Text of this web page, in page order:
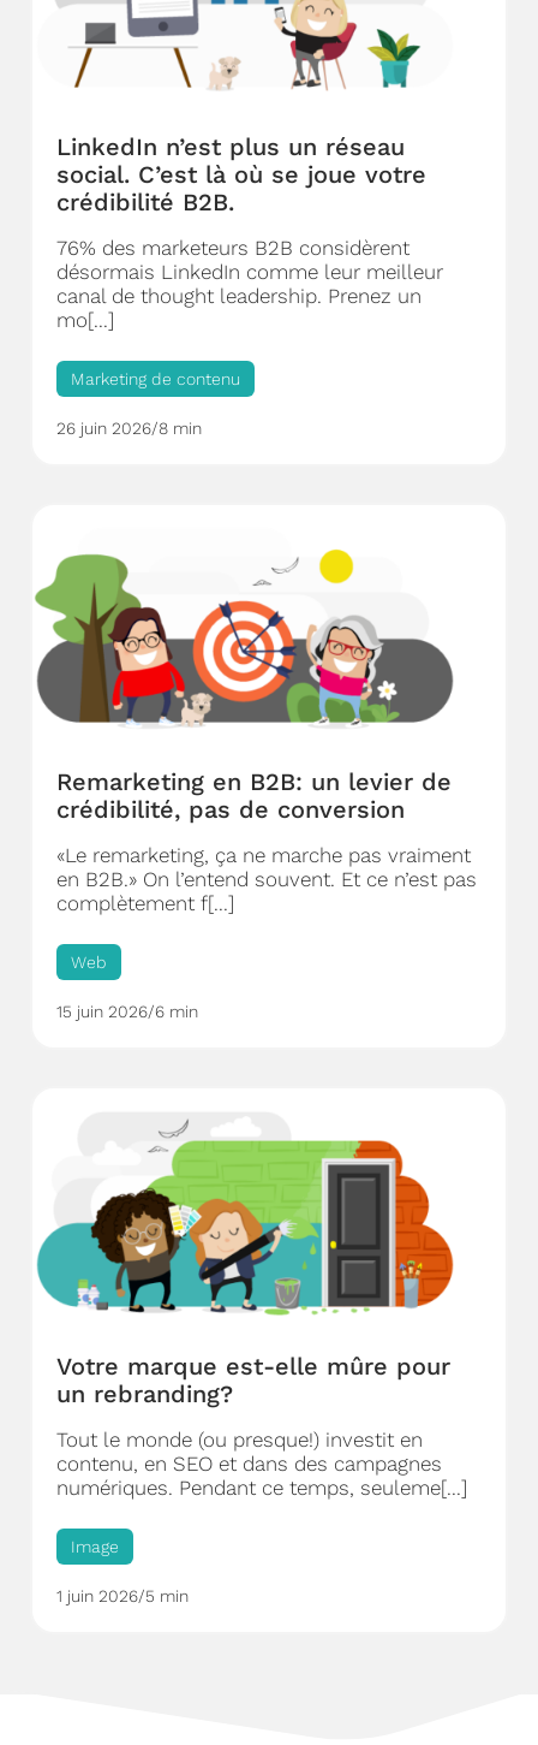
LinkedIn n’est plus un réseau
social. C’est là où se joue votre
crédibilité B2B.
76% des marketeurs B2B considèrent
désormais LinkedIn comme leur meilleur
canal de thought leadership. Prenez un
mo[...]
Marketing de contenu
26 juin 2026/8 min
Remarketing en B2B: un levier de
crédibilité, pas de conversion
«Le remarketing, ça ne marche pas vraiment
en B2B.» On l’entend souvent. Et ce n’est pas
complètement f[...]
Web
15 juin 2026/6 min
Votre marque est-elle mûre pour
un rebranding?
Tout le monde (ou presque!) investit en
contenu, en SEO et dans des campagnes
numériques. Pendant ce temps, seuleme[...]
Image
1 juin 2026/5 min